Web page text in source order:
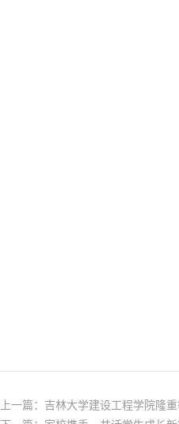
上一篇： 吉林大学建设工程学院隆